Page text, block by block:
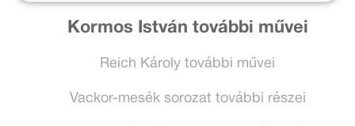
Kormos István további művei
Reich Károly további művei
Vackor-mesék sorozat további részei